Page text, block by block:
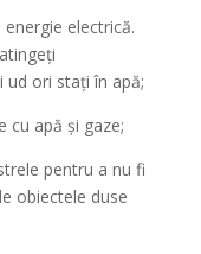
electrică.
ud ori staţi în apă;
cu apă şi gaze;
pentru a nu fi
obiectele duse